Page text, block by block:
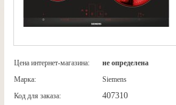
Цена интернет-магазина:
не определена
Марка:
Siemens
Код для заказа:
407310